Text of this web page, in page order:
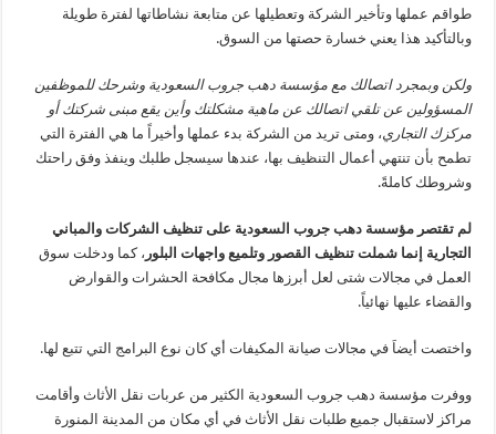
طواقم عملها وتأخير الشركة وتعطيلها عن متابعة نشاطاتها لفترة طويلة
وبالتأكيد هذا يعني خسارة حصتها من السوق.
ولكن وبمجرد اتصالك مع مؤسسة دهب جروب السعودية وشرحك للموظفين
المسؤولين عن تلقي اتصالك عن ماهية مشكلتك وأين يقع مبنى شركتك أو
مركزك التجاري، ومتى تريد من الشركة بدء عملها وأخيراً ما هي الفترة التي
تطمح بأن تنتهي أعمال التنظيف بها، عندها سيسجل طلبك وينفذ وفق راحتك
وشروطك كاملةً.
لم تقتصر مؤسسة دهب جروب السعودية على تنظيف الشركات والمباني
التجارية إنما شملت تنظيف القصور وتلميع واجهات البلور ، كما ودخلت سوق
العمل في مجالات شتى لعل أبرزها مجال مكافحة الحشرات والقوارض
والقضاء عليها نهائياً.
واختصت أيضاَ في مجالات صيانة المكيفات أي كان نوع البرامج التي تتبع لها.
ووفرت مؤسسة دهب جروب السعودية الكثير من عربات نقل الأثاث وأقامت
مراكز لاستقبال جميع طلبات نقل الأثاث في أي مكان من المدينة المنورة